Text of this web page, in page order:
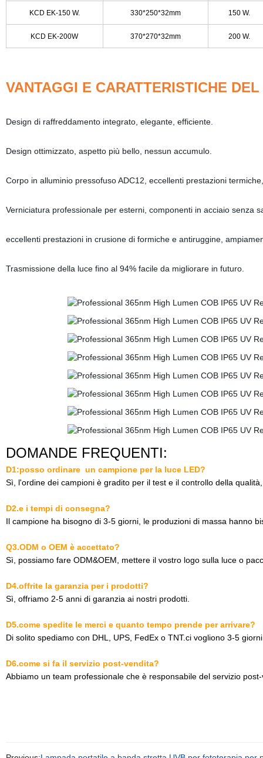
KCD EK-150 W. 330*250*32mm 150 W.
KCD EK-200W 370*270*32mm 200 W.
VANTAGGI E CARATTERISTICHE
Design di raffreddamento integrato, elegante, efficiente.
Design ottimizzato, aspetto più bello, nessun accumulo.
Corpo in alluminio pressofuso ADC12, eccellenti prestazioni
Verniciatura professionale per esterni, componenti in acciaio senza
eccellenti prestazioni in crusione di formiche e antiruggine,
Trasmissione della luce fino al 94% facile da migliorare in futuro.
DOMANDE FREQUENTI:
D1:posso ordinare un campioneper la luce LED?
Sì, l'ordine dei campioni è gradito per il test e il controllo della
D2.e i tempi di consegna?
Il campione ha bisogno di 3-5 giorni, le produzioni di massa hanno
Q3.ODM o OEM è accettato?
Sì, possiamo fare ODM&OEM, mettere il vostro logo sulla luce o
D4.offrite la garanzia per i prodotti?
Sì, offriamo 2-5 anni di garanzia ai nostri prodotti.
D5.come spedite le merci e quanto tempo prende per arrivare?
Di solito spediamo con DHL, UPS, FedEx o TNT.ci vogliono 3-5
D6.come si fa il servizio post-vendita?
Abbiamo un team professionale che è responsabile del servizio